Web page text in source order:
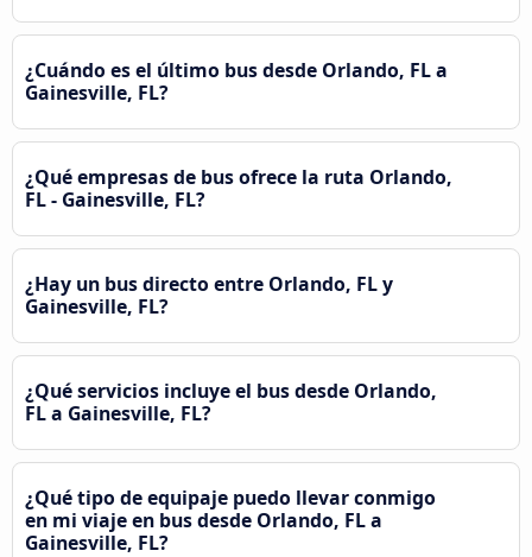
¿Cuándo es el último bus desde Orlando, FL a
Gainesville, FL?
¿Qué empresas de bus ofrece la ruta Orlando,
FL - Gainesville, FL?
¿Hay un bus directo entre Orlando, FL y
Gainesville, FL?
¿Qué servicios incluye el bus desde Orlando,
FL a Gainesville, FL?
¿Qué tipo de equipaje puedo llevar conmigo
en mi viaje en bus desde Orlando, FL a
Gainesville, FL?